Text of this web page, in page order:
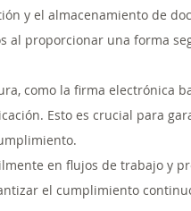
y el almacenamiento de
al proporcionar una forma
como la firma electrónica
Esto es crucial para
en flujos de trabajo y
el cumplimiento